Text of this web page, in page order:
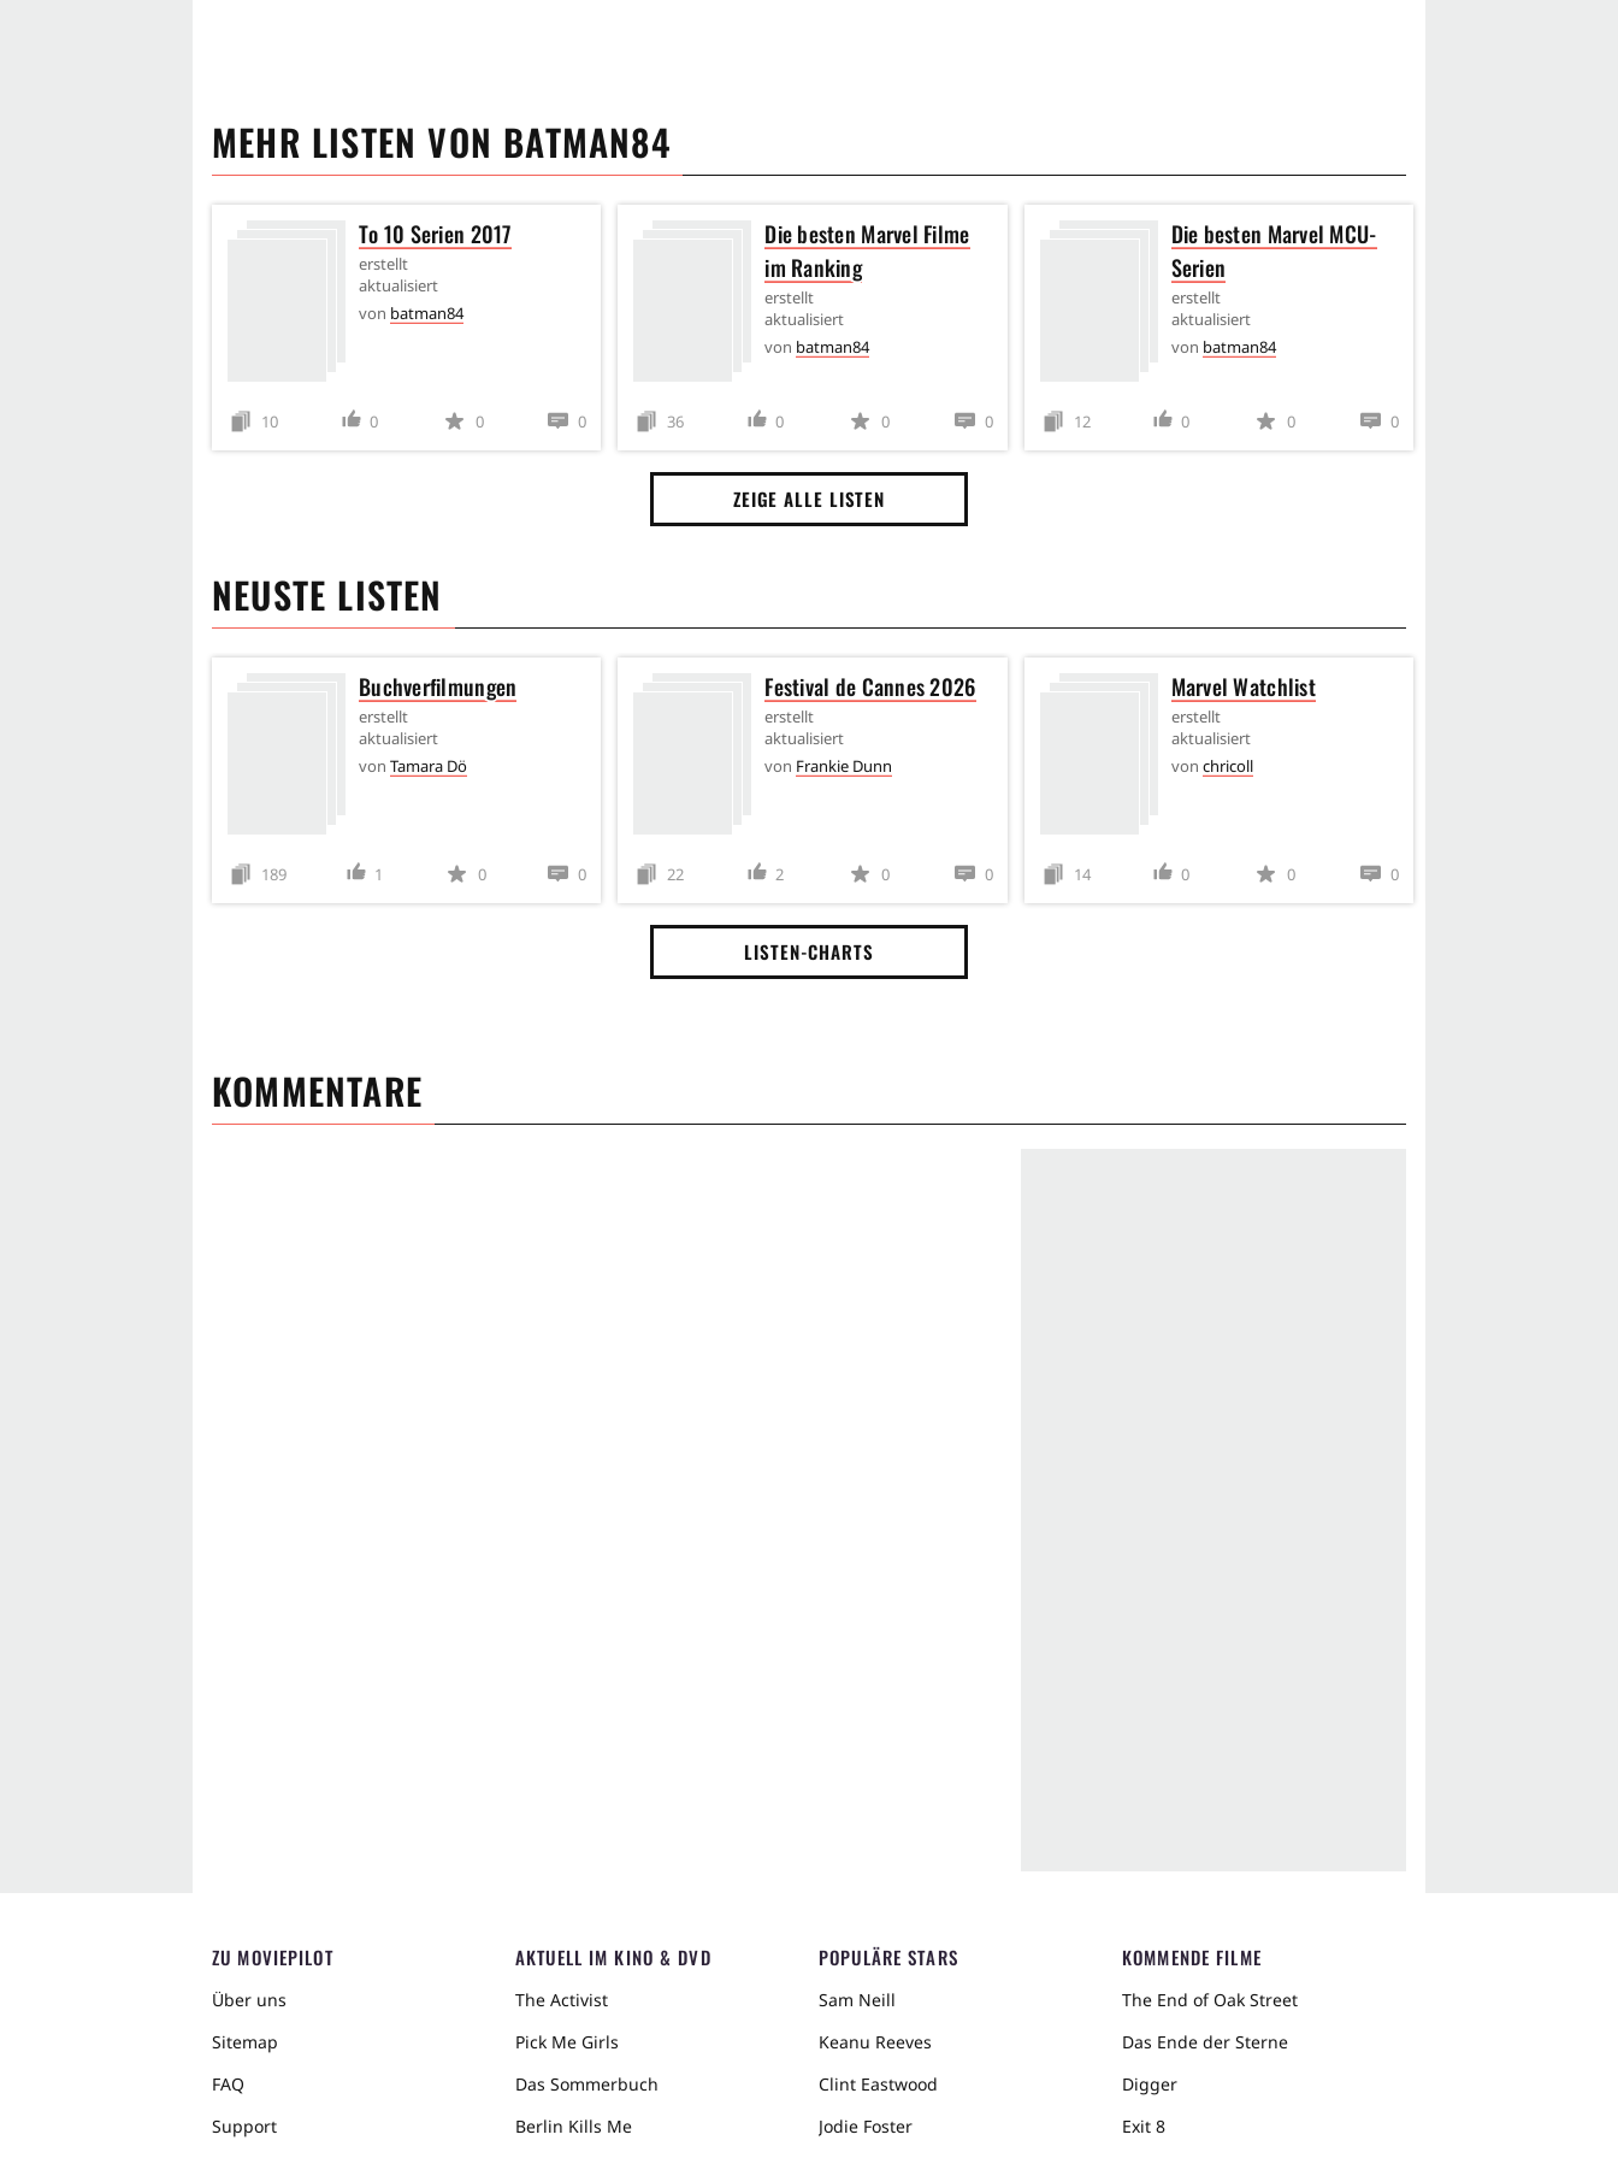
MEHR LISTEN VON BATMAN84
To 10 Serien 2017
erstellt
aktualisiert
von batman84
10 0 0 0
Die besten Marvel Filme
im Ranking
erstellt
aktualisiert
von batman84
36 0 0 0
Die besten Marvel MCU-
Serien
erstellt
aktualisiert
von batman84
12 0 0 0
ZEIGE ALLE LISTEN
NEUSTE LISTEN
Buchverfilmungen
erstellt
aktualisiert
von Tamara Dö
189 1 0 0
Festival de Cannes 2026
erstellt
aktualisiert
von Frankie Dunn
22 2 0 0
Marvel Watchlist
erstellt
aktualisiert
von chricoll
14 0 0 0
LISTEN-CHARTS
KOMMENTARE
ZU MOVIEPILOT
Über uns
Sitemap
FAQ
Support
AKTUELL IM KINO & DVD
The Activist
Pick Me Girls
Das Sommerbuch
Berlin Kills Me
POPULÄRE STARS
Sam Neill
Keanu Reeves
Clint Eastwood
Jodie Foster
KOMMENDE FILME
The End of Oak Street
Das Ende der Sterne
Digger
Exit 8